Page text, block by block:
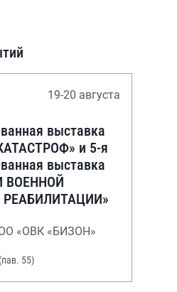
19-20 августа
выставка
и 5-я
выставка
ВОЕННОЙ
«ОВК «БИЗОН»
55)